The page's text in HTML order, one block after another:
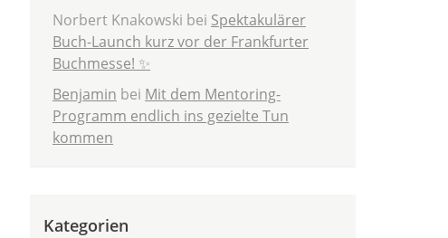
Norbert Knakowski bei Spektakulärer
Buch-Launch kurz vor der Frankfurter
Buchmesse! ✨
Benjamin bei Mit dem Mentoring-
Programm endlich ins gezielte Tun
kommen
Kategorien